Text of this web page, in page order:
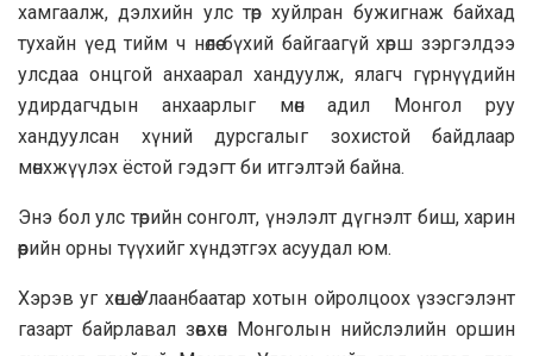
хамгаалж, дэлхийн улс төр хуйлран бужигнаж байхад
тухайн үед тийм ч нөлөө бүхий байгаагүй хөрш зэргэлдээ
улсдаа онцгой анхаарал хандуулж, ялагч гүрнүүдийн
удирдагчдын анхаарлыг мөн адил Монгол руу
хандуулсан хүний дурсгалыг зохистой байдлаар
мөнхжүүлэх ёстой гэдэгт би итгэлтэй байна.
Энэ бол улс төрийн сонголт, үнэлэлт дүгнэлт биш, харин
өөрийн орны түүхийг хүндэтгэх асуудал юм.
Хэрэв уг хөшөө Улаанбаатар хотын ойролцоох үзэсгэлэнт
газарт байрлавал зөвхөн Монголын нийслэлийн оршин